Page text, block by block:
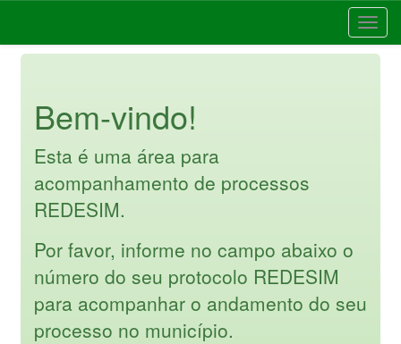
Toggle
Bem-vindo!
Esta é uma área para
acompanhamento de processos
REDESIM.
Por favor, informe no campo abaixo o
número do seu protocolo REDESIM
para acompanhar o andamento do seu
processo no município.